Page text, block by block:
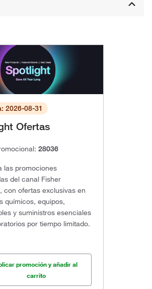
2026-08-31
Ofertas
28036
las promociones
del canal Fisher
con ofertas exclusivas en
químicos, equipos,
y suministros esenciales
por tiempo limitado.
promoción y añadir al
carrito